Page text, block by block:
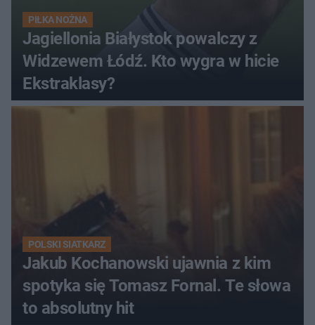
PIŁKA NOŻNA
Jagiellonia Białystok powalczy z
Widzewem Łódź. Kto wygra w hicie
Ekstraklasy?
POLSKI SIATKARZ
Jakub Kochanowski ujawnia z kim
spotyka się Tomasz Fornal. Te słowa
to absolutny hit